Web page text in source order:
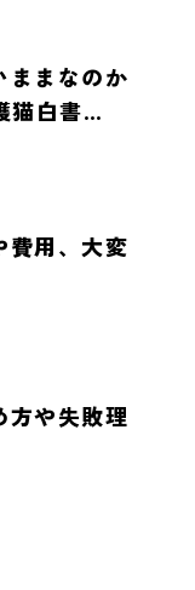
ままなのか
猫白書
費用、大変
方や失敗理